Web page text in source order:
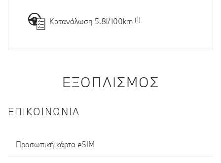
Κατανάλωση 5.8l/100km
ΕΞΟΠΛΙΣΜΌΣ
ΕΠΙΚΟΙΝΩΝΊΑ
Προσωπική κάρτα eSIM